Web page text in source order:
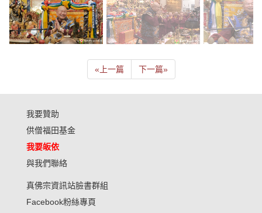
« 上一篇 下一篇»
我要贊助
供僧福田基金
我要皈依
與我們聯絡
真佛宗資訊站臉書群組
Facebook粉絲專頁